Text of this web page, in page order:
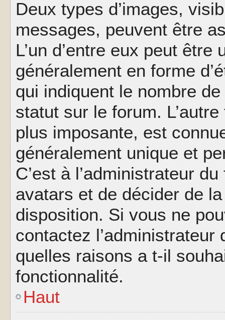
Deux types d’images,
messages, peuvent être
L’un d’entre eux peut
généralement en forme
qui indiquent le nombre
statut sur le forum.
plus imposante, est
généralement unique et
C’est à l’administrateur
avatars et de décider de
disposition. Si vous ne
contactez
quelles raisons a t-il
fonctionnalité.
Haut